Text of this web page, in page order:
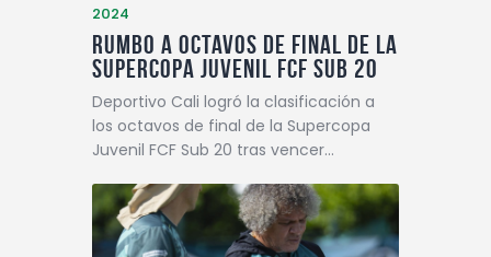
2024
RUMBO A OCTAVOS DE FINAL DE LA
SUPERCOPA JUVENIL FCF SUB 20
Deportivo Cali logró la clasificación a
los octavos de final de la Supercopa
Juvenil FCF Sub 20 tras vencer…